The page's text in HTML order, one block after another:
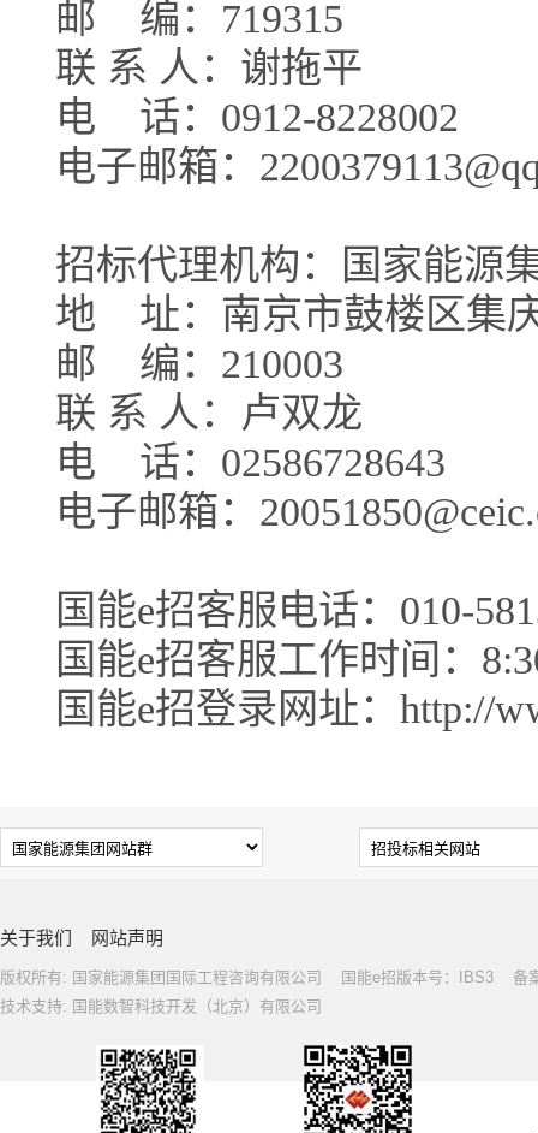
邮
编：719315
联 系 人：谢拖平
电
话：0912-8228002
电子邮箱：
招标代理机构：国家能源
地
址：南京市鼓楼区集
邮
编：210003
联 系 人：卢双龙
电
话：02586728643
电子邮箱：
国能e招客服电话：010-
国能e招客服工作时间：
国能e招登录网址：http://
关于我们 网站声明
版权所有: 国家能源集团国际工程咨询有限公司 国能e招版本号：IBS3 备
技术支持: 国能数智科技开发（北京）有限公司